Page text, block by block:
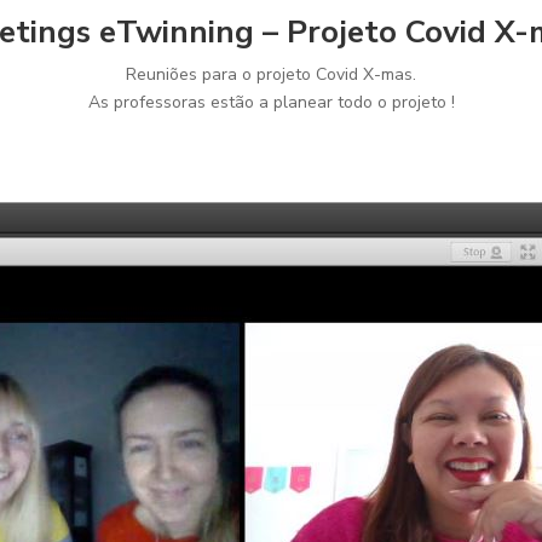
eTwinning – Projeto Covid X-
Reuniões para o projeto Covid X-mas.
As professoras estão a planear todo o projeto !